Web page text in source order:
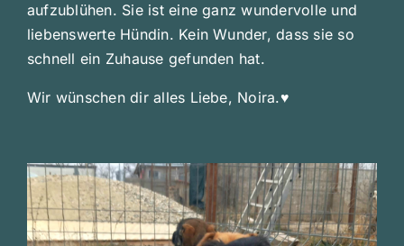
aufzublühen. Sie ist eine ganz wundervolle und
liebenswerte Hündin. Kein Wunder, dass sie so
schnell ein Zuhause gefunden hat.
Wir wünschen dir alles Liebe, Noira.♥